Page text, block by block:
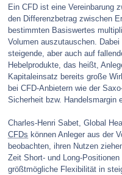
Ein CFD ist eine Vereinbarung
den Differenzbetrag zwischen
bestimmten Basiswertes
Volumen auszutauschen.
steigende, aber auch auf
Hebelprodukte, das heißt,
Kapitaleinsatz bereits große
bei CFD-Anbietern wie der
Sicherheit bzw. Handelsmargin
Charles-Henri Sabet, Global
CFDs können Anleger aus der
beobachten, ihren Nutzen
Zeit Short- und Long-
größtmögliche Flexibilität in